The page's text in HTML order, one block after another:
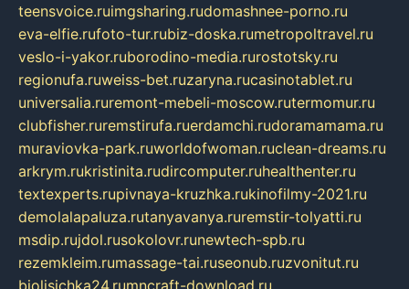
teensvoice.ruimgsharing.rudomashnee-porno.ru
eva-elfie.rufoto-tur.rubiz-doska.rumetropoltravel.ru
veslo-i-yakor.ruborodino-media.rurostotsky.ru
regionufa.ruweiss-bet.ruzaryna.rucasinotablet.ru
universalia.ruremont-mebeli-moscow.rutermomur.ru
clubfisher.ruremstirufa.ruerdamchi.rudoramamama.ru
muraviovka-park.ruworldofwoman.ruclean-dreams.ru
arkrym.rukristinita.rudircomputer.ruhealthenter.ru
textexperts.rupivnaya-kruzhka.rukinofilmy-2021.ru
demolalapaluza.rutanyavanya.ruremstir-tolyatti.ru
msdip.rujdol.rusokolovr.runewtech-spb.ru
rezemkleim.rumassage-tai.ruseonub.ruzvonitut.ru
biolisichka24.rumncraft-download.ru